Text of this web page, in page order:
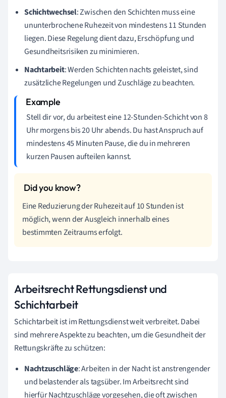
Schichtwechsel: Zwischen den Schichten muss eine
ununterbrochene Ruhezeit von mindestens 11 Stunden
liegen. Diese Regelung dient dazu, Erschöpfung und
Gesundheitsrisiken zu minimieren.
Nachtarbeit: Werden Schichten nachts geleistet, sind
zusätzliche Regelungen und Zuschläge zu beachten.
Stell dir vor, du arbeitest eine 12-Stunden-Schicht von 8
Uhr morgens bis 20 Uhr abends. Du hast Anspruch auf
mindestens 45 Minuten Pause, die du in mehreren
kurzen Pausen aufteilen kannst.
Eine Reduzierung der Ruhezeit auf 10 Stunden ist
möglich, wenn der Ausgleich innerhalb eines
bestimmten Zeitraums erfolgt.
Arbeitsrecht Rettungsdienst und
Schichtarbeit
Schichtarbeit ist im Rettungsdienst weit verbreitet. Dabei
sind mehrere Aspekte zu beachten, um die Gesundheit der
Rettungskräfte zu schützen:
Nachtzuschläge: Arbeiten in der Nacht ist anstrengender
und belastender als tagsüber. Im Arbeitsrecht sind
hierfür Nachtzuschläge vorgesehen, die oft zwischen